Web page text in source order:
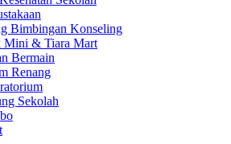
Bimbingan Konseling
Mini & Tiara Mart
Bermain
Renang
Sekolah